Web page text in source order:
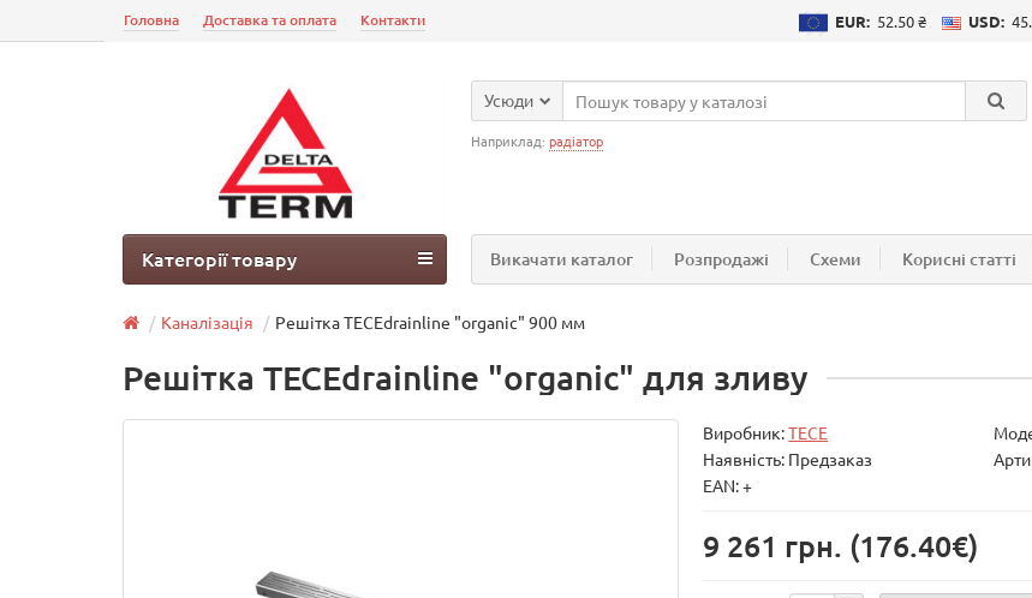
EUR: 52.50 ₴ USD:
Головна Доставка та оплата Контакти
Усюди
Наприклад: радіатор
Викачати каталог Розпродажі Схеми Корисні статті
Категорії товару
Каналізація Решітка ТЕСЕdrainlinе "organic" 900 мм
Решітка ТЕСЕdrainlinе "organic" для зливу
Виробник:TECE
Наявність: Предзаказ
EAN: +
9 261 грн. (176.40€)